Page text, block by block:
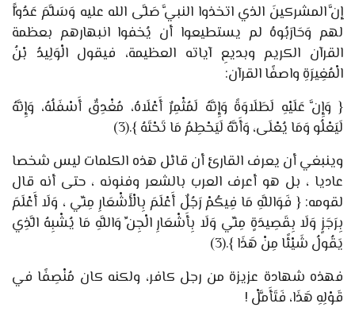
إنَّ المشركينَ الذي اتخذوا النبيَّ صَلَّى الله عليه وَسَلَّمَ عَدُوًّا
لهم وَحَارَبُوهُ لم يستطيعوا أن يُخفوا انبهارهم بعظمة
القرآن الكريم وبديعِ آياته العظيمة، فيقول الْوَلِيدُ بْنُ
الْمُغِيرَةِ واصفًا القرآن:
{ وَإِنَّ عَلَيْهِ لَطَلَاوَةً وَإِنَّهُ لَمُثْمِرٌ أَعْلَاهُ، مُغْدِقٌ أَسْفَلُهُ، وَإِنَّهُ
لَيَعْلُو وَمَا يُعْلَى، وَأَنَّهُ لَيَحْطِمُ مَا تَحْتَهُ }.
(3)
وينبغي أن يعرف القارئ أن قائل هذه الكلمات ليس شخصا
عاديا ، بل هو أعرف العرب بالشعر وفنونه ، حتى أنه قال
لقومه:{ فَوَاللَّهِ مَا فِيكُمْ رَجُلٌ أَعْلَمَ بِالْأَشْعَارِ مِنِّي ، وَلَا أَعْلَمَ
بِرَجَزٍ وَلَا بِقَصِيدَةٍ مِنِّي وَلَا بِأَشْعَارِ الْجِنِّ وَاللَّهِ مَا يُشْبِهُ الَّذِي
يَقُولُ شَيْئًا مِنْ هَذَا }
.
(3)
فهذه شهادة عزيزة من رجل كافر، ولكنه كان مُنْصِفًا في
قَوْلِهِ هَذَا، فَتَأَمَّلْ !